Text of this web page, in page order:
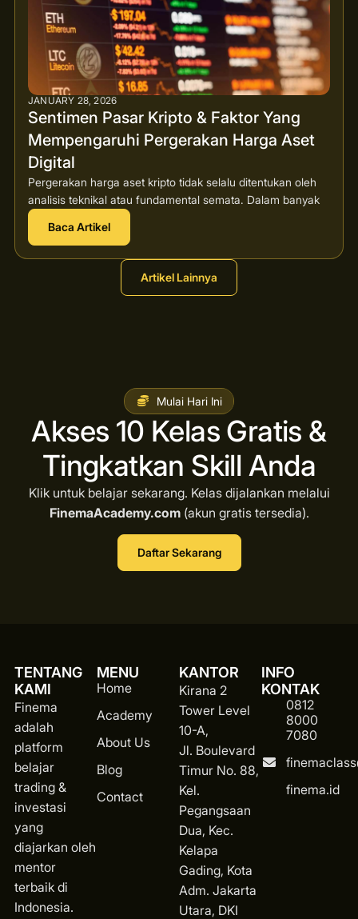
JANUARY 28, 2026
Sentimen Pasar Kripto & Faktor Yang
Mempengaruhi Pergerakan Harga Aset
Digital
Pergerakan harga aset kripto tidak selalu ditentukan oleh
analisis teknikal atau fundamental semata. Dalam banyak
Baca Artikel
Artikel Lainnya
Mulai Hari Ini
Akses 10 Kelas Gratis &
Tingkatkan Skill Anda
Klik untuk belajar sekarang. Kelas dijalankan melalui
FinemaAcademy.com(akun gratis tersedia).
Daftar Sekarang
TENTANG
KAMI
Finema
adalah
platform
belajar
trading &
investasi
yang
diajarkan oleh
mentor
terbaik di
Indonesia.
MENU
Home
Academy
About Us
Blog
Contact
KANTOR
Kirana 2
Tower Level
10-A,
Jl. Boulevard
Timur No. 88,
Kel.
Pegangsaan
Dua, Kec.
Kelapa
Gading, Kota
Adm. Jakarta
Utara, DKI
INFO
KONTAK
0812
8000
7080
finema.id